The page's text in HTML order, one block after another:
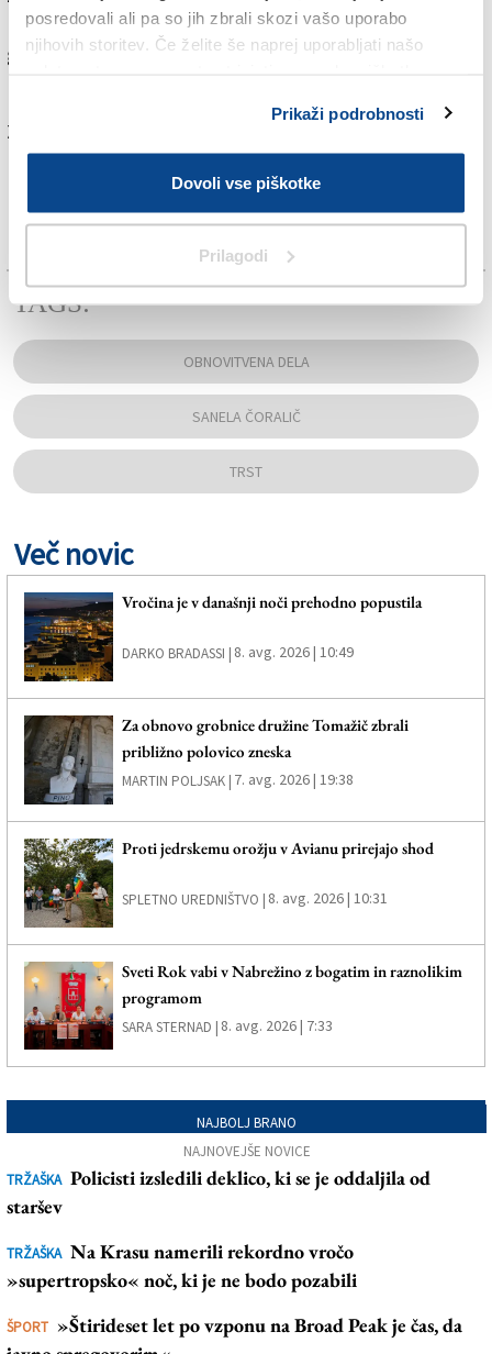
posredovali ali pa so jih zbrali skozi vašo uporabo
njihovih storitev. Če želite še naprej uporabljati našo
Prikaži podrobnosti
Dovoli vse piškotke
Prilagodi
ponoči in v zgodnjih jutranjih urah, ko je morska
gladina najnižja. Organizacija gradbišča zato zahteva
Za branje in pisanje komentarjev je potrebna prijava
TAGS:
OBNOVITVENA DELA
SANELA ČORALIČ
TRST
Več novic
Vročina je v današnji noči prehodno popustila
DARKO BRADASSI | 8. avg. 2026 | 10:49
Za obnovo grobnice družine Tomažič zbrali
približno polovico zneska
MARTIN POLJSAK | 7. avg. 2026 | 19:38
Proti jedrskemu orožju v Avianu prirejajo shod
SPLETNO UREDNIŠTVO | 8. avg. 2026 | 10:31
Sveti Rok vabi v Nabrežino z bogatim in raznolikim
programom
SARA STERNAD | 8. avg. 2026 | 7:33
NAJBOLJ BRANO
NAJNOVEJŠE NOVICE
TRŽAŠKA Policisti izsledili deklico, ki se je oddaljila od
staršev
TRŽAŠKA Na Krasu namerili rekordno vročo
»supertropsko« noč, ki je ne bodo pozabili
ŠPORT »Štirideset let po vzponu na Broad Peak je čas, da